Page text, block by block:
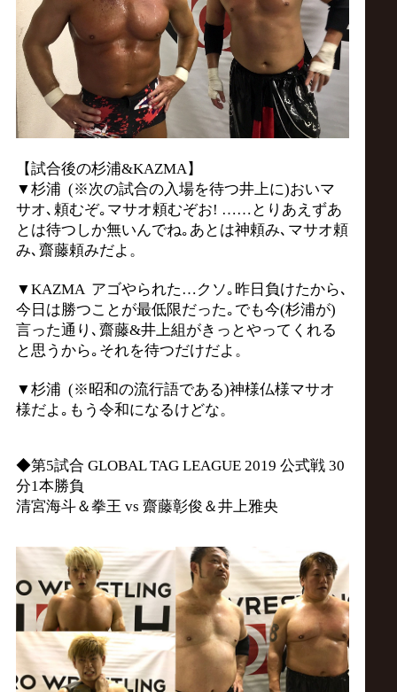
【試合後の杉浦&KAZMA】
▼杉浦 (※次の試合の入場を待つ井上に)おいマ
サオ､頼むぞ｡マサオ頼むぞお! ……とりあえずあ
とは待つしか無いんでね｡あとは神頼み､マサオ頼
み､齋藤頼みだよ。
▼KAZMA アゴやられた…クソ｡昨日負けたから､
今日は勝つことが最低限だった｡でも今(杉浦が)
言った通り､齋藤&井上組がきっとやってくれる
と思うから｡それを待つだけだよ。
▼杉浦 (※昭和の流行語である)神様仏様マサオ
様だよ｡もう令和になるけどな。
◆第5試合 GLOBAL TAG LEAGUE 2019 公式戦 30
分1本勝負
清宮海斗＆拳王 vs 齋藤彰俊＆井上雅央